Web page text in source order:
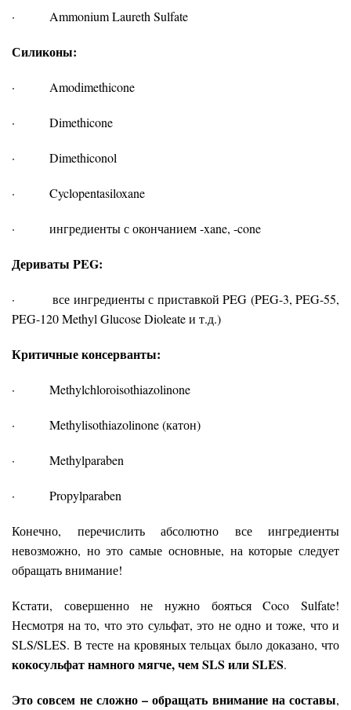
· Ammonium Laureth Sulfate
Силиконы:
· Amodimethicone
· Dimethicone
· Dimethiconol
· Cyclopentasiloxane
· ингредиенты с окончанием -xane, -cone
Дериваты PEG:
· все ингредиенты с приставкой PEG (PEG-3, PEG-55,
PEG-120 Methyl Glucose Dioleate и т.д.)
Критичныеконсерванты:
· Methylchloroisothiazolinone
· Methylisothiazolinone (катон)
· Methylparaben
· Propylparaben
Конечно, перечислить абсолютно все ингредиенты
невозможно, но это самые основные, на которые следует
обращать внимание!
Кстати, совершенно не нужно бояться Coco Sulfate!
Несмотря на то, что это сульфат, это не одно и тоже, что и
SLS/SLES. В тесте на кровяных тельцах было доказано, что
кокосульфат намного мягче, чем SLS или SLES.
Это совсем не сложно – обращать внимание на составы,